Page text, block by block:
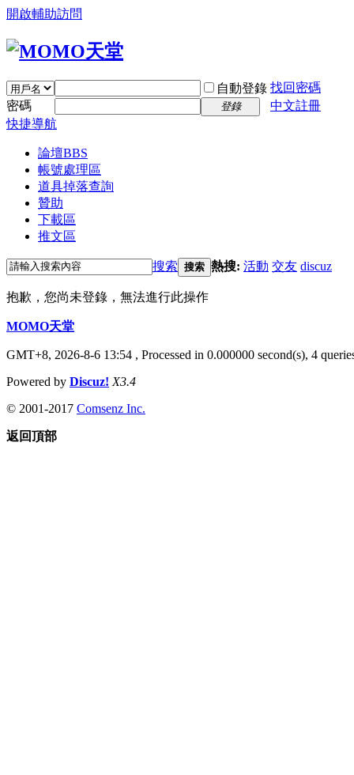
開啟輔助訪問
自動登錄 找回密碼
密碼
登錄
中文註冊
快捷導航
論壇BBS
帳號處理區
道具掉落查詢
贊助
下載區
推文區
搜索 搜索 熱搜: 活動 交友 discuz
抱歉，您尚未登錄，無法進行此操作
MOMO天堂
GMT+8, 2026-8-6 13:54 , Processed in 0.000000 second(s), 4
Powered by Discuz! X3.4
© 2001-2017 Comsenz Inc.
返回頂部